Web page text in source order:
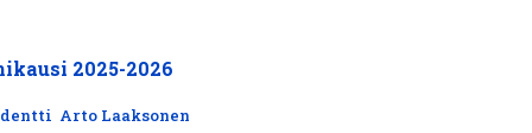
2025-2026
Arto Laaksonen